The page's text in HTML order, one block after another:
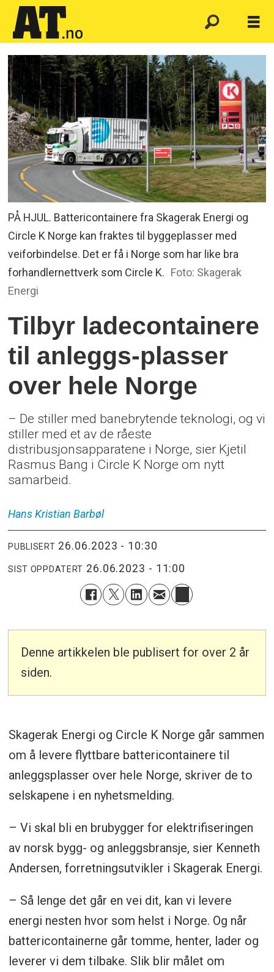
PÅ HJUL. Battericontainere fra Skagerak Energi og
Circle K Norge kan fraktes til byggeplasser med
veiforbindelse. Det er få i Norge som har like bra
forhandlernettverk som Circle K. Foto: Skagerak
Energi
Tilbyr ladecontainere
til anleggs-plasser
over hele Norge
– De stiller med banebrytende teknologi, og vi
stiller med et av de råeste
distribusjonsapparatene i Norge, sier Kjetil
Rasmus Bang i Circle K Norge om nytt
samarbeid.
Hans Kristian Barbøl
PUBLISERT 26.06.2023 - 10:30
SIST OPPDATERT 26.06.2023 - 11:00
Denne artikkelen ble publisert for over 2 år
siden.
Skagerak Energi og Circle K Norge går sammen
om å levere flyttbare battericontainere til
anleggsplasser over hele Norge, skriver de to
selskapene i en nyhetsmelding.
– Vi skal bli en brubygger for elektrifiseringen
av norsk bygg- og anleggsbransje, sier Kenneth
Andersen, forretningsutvikler i Skagerak Energi.
– Så lenge det går en vei dit, kan vi levere
energi nesten hvor som helst i Norge. Og når
battericontainerne går tomme, henter, lader og
leverer vi dem tilbake. Slik blir målet om